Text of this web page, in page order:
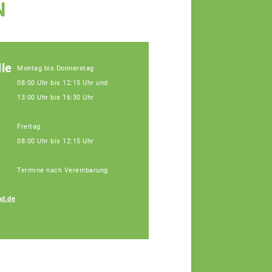
Montag bis Donnerstag
08:00 Uhr bis 12:15 Uhr und
13:00 Uhr bis 16:30 Uhr
Freitag
08:00 Uhr bis 12:15 Uhr
Termine nach Vereinbarung